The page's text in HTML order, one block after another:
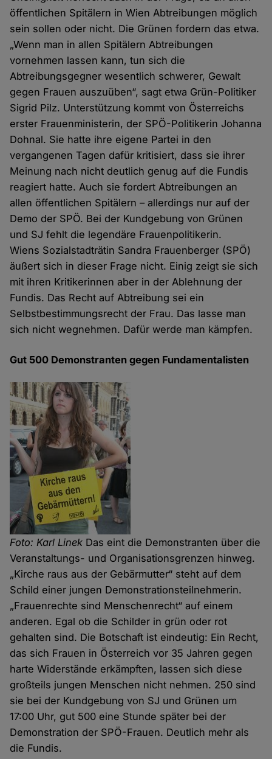
öffentlichen Spitälern in Wien Abtreibungen möglich
sein sollen oder nicht. Die Grünen fordern das etwa.
„Wenn man in allen Spitälern Abtreibungen
vornehmen lassen kann, tun sich die
Abtreibungsgegner wesentlich schwerer, Gewalt
gegen Frauen auszuüben“, sagt etwa Grün-Politiker
Sigrid Pilz. Unterstützung kommt von Österreichs
erster Frauenministerin, der SPÖ-Politikerin Johanna
Dohnal. Sie hatte ihre eigene Partei in den
vergangenen Tagen dafür kritisiert, dass sie ihrer
Meinung nach nicht deutlich genug auf die Fundis
reagiert hatte. Auch sie fordert Abtreibungen an
allen öffentlichen Spitälern – allerdings nur auf der
Demo der SPÖ. Bei der Kundgebung von Grünen
und SJ fehlt die legendäre Frauenpolitikerin.
Wiens Sozialstadträtin Sandra Frauenberger (SPÖ)
äußert sich in dieser Frage nicht. Einig zeigt sie sich
mit ihren Kritikerinnen aber in der Ablehnung der
Fundis. Das Recht auf Abtreibung sei ein
Selbstbestimmungsrecht der Frau. Das lasse man
sich nicht wegnehmen. Dafür werde man kämpfen.
Gut 500 Demonstranten gegen Fundamentalisten
Foto: Karl Linek Das eint die Demonstranten über die
Veranstaltungs- und Organisationsgrenzen hinweg.
„Kirche raus aus der Gebärmutter“ steht auf dem
Schild einer jungen Demonstrationsteilnehmerin.
„Frauenrechte sind Menschenrecht“ auf einem
anderen. Egal ob die Schilder in grün oder rot
gehalten sind. Die Botschaft ist eindeutig: Ein Recht,
das sich Frauen in Österreich vor 35 Jahren gegen
harte Widerstände erkämpften, lassen sich diese
großteils jungen Menschen nicht nehmen. 250 sind
sie bei der Kundgebung von SJ und Grünen um
17:00 Uhr, gut 500 eine Stunde später bei der
Demonstration der SPÖ-Frauen. Deutlich mehr als
die Fundis.